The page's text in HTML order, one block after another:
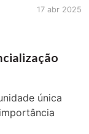
17 abr 2025
única